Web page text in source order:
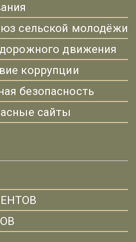
сельской молодёжи
движения
коррупции
безопасность
сайты